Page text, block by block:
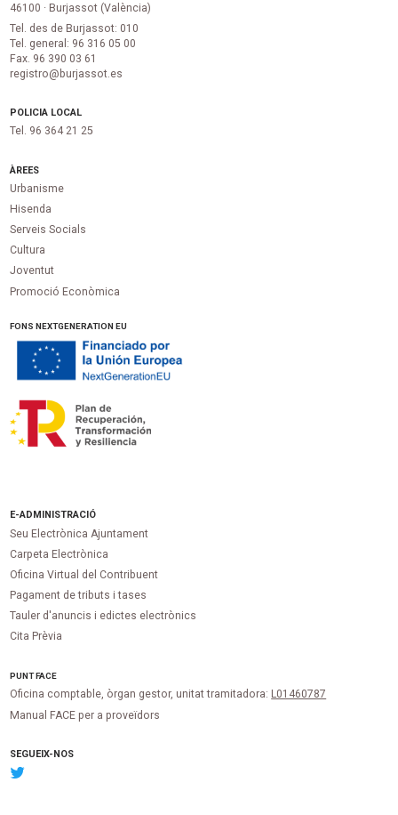
46100 · Burjassot (València)
Tel. des de Burjassot: 010
Tel. general: 96 316 05 00
Fax. 96 390 03 61
registro@burjassot.es
POLICIA LOCAL
Tel. 96 364 21 25
ÀREES
Urbanisme
Hisenda
Serveis Socials
Cultura
Joventut
Promoció Econòmica
FONS NEXTGENERATION EU
E-ADMINISTRACIÓ
Seu Electrònica Ajuntament
Carpeta Electrònica
Oficina Virtual del Contribuent
Pagament de tributs i tases
Tauler d'anuncis i edictes electrònics
Cita Prèvia
PUNTFACE
Oficina comptable, òrgan gestor, unitat tramitadora: L01460787
Manual FACE per a proveïdors
SEGUEIX-NOS